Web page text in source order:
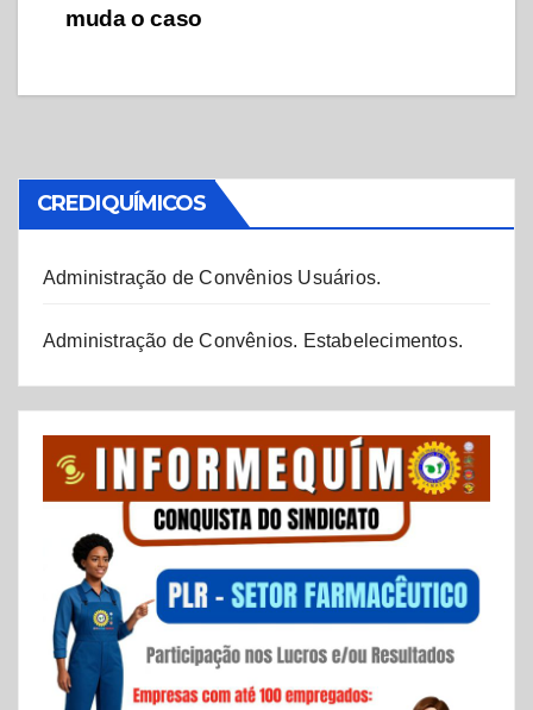
muda o caso
CREDIQUÍMICOS
Administração de Convênios Usuários.
Administração de Convênios. Estabelecimentos.